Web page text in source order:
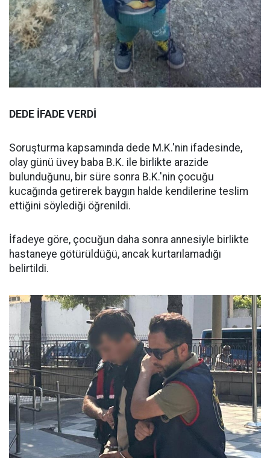
DEDE İFADE VERDİ
Soruşturma kapsamında dede M.K.'nin ifadesinde,
olay günü üvey baba B.K. ile birlikte arazide
bulunduğunu, bir süre sonra B.K.'nin çocuğu
kucağında getirerek baygın halde kendilerine teslim
ettiğini söylediği öğrenildi.
İfadeye göre, çocuğun daha sonra annesiyle birlikte
hastaneye götürüldüğü, ancak kurtarılamadığı
belirtildi.